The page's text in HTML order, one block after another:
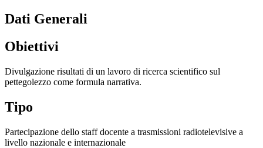
Dati Generali
Obiettivi
Divulgazione risultati di un lavoro di ricerca scientifico sul
pettegolezzo come formula narrativa.
Tipo
Partecipazione dello staff docente a trasmissioni radiotelevisive a
livello nazionale e internazionale